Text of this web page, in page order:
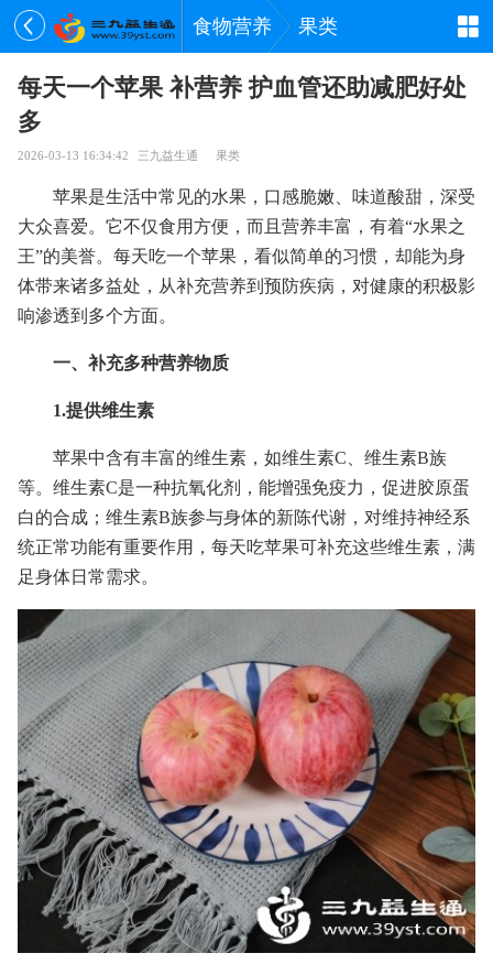
食物营养 果类
每天一个苹果 补营养 护血管还助减肥好处
多
2026-03-13 16:34:42 三九益生通 果类
苹果是生活中常见的水果，口感脆嫩、味道酸甜，深受
大众喜爱。它不仅食用方便，而且营养丰富，有着“水果之
王”的美誉。每天吃一个苹果，看似简单的习惯，却能为身
体带来诸多益处，从补充营养到预防疾病，对健康的积极影
响渗透到多个方面。
一、补充多种营养物质
1.提供维生素
苹果中含有丰富的维生素，如维生素C、维生素B族
等。维生素C是一种抗氧化剂，能增强免疫力，促进胶原蛋
白的合成；维生素B族参与身体的新陈代谢，对维持神经系
统正常功能有重要作用，每天吃苹果可补充这些维生素，满
足身体日常需求。